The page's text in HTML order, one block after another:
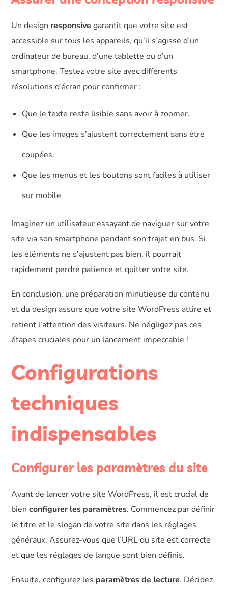
Un design responsive garantit que votre site est
accessible sur tous les appareils, qu’il s’agisse d’un
ordinateur de bureau, d’une tablette ou d’un
smartphone. Testez votre site avec différents
résolutions d’écran pour confirmer :
Que le texte reste lisible sans avoir à zoomer.
Que les images s’ajustent correctement sans être
coupées.
Que les menus et les boutons sont faciles à utiliser
sur mobile.
Imaginez un utilisateur essayant de naviguer sur votre
site via son smartphone pendant son trajet en bus. Si
les éléments ne s’ajustent pas bien, il pourrait
rapidement perdre patience et quitter votre site.
En conclusion, une préparation minutieuse du contenu
et du design assure que votre site WordPress attire et
retient l’attention des visiteurs. Ne négligez pas ces
étapes cruciales pour un lancement impeccable !
Configurations
techniques
indispensables
Configurer les paramètres du site
Avant de lancer votre site WordPress, il est crucial de
bienconfigurer les paramètres. Commencez par définir
le titre et le slogan de votre site dans les réglages
généraux. Assurez-vous que l’URL du site est correcte
et que les réglages de langue sont bien définis.
Ensuite, configurez les paramètres de lecture. Décidez